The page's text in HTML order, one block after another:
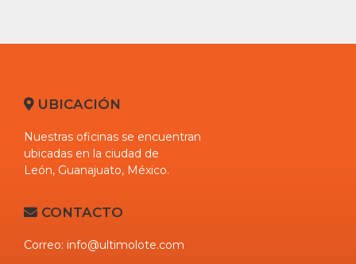
UBICACIÓN
Nuestras oficinas se encuentran
ubicadas en la ciudad de
León, Guanajuato, México.
CONTACTO
Correo: info@ultimolote.com